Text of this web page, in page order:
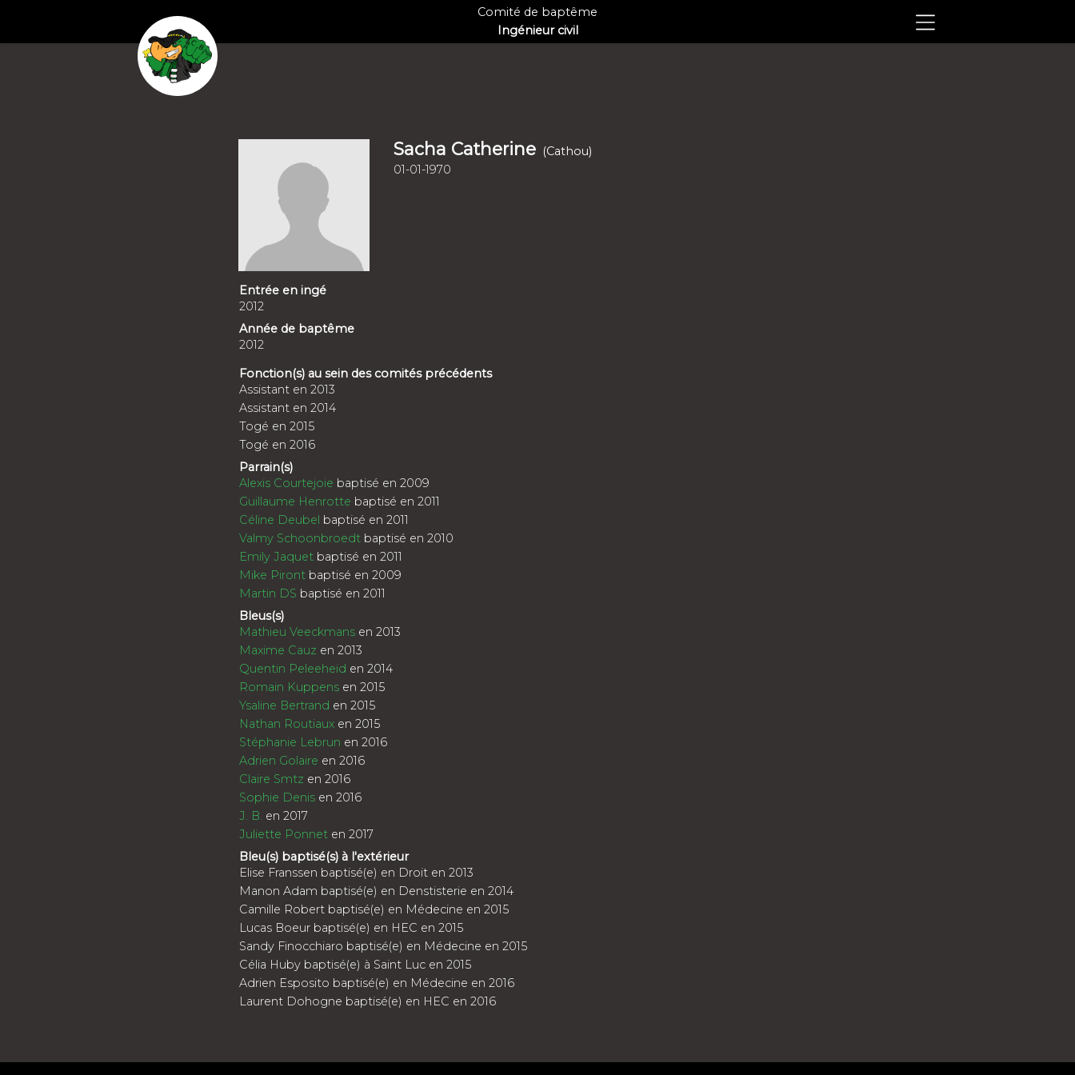
Comité de baptême
Ingénieur civil
Sacha Catherine (Cathou)
01-01-1970
Entrée en ingé
2012
Année de baptême
2012
Fonction(s) au sein des comités précédents
Assistant en 2013
Assistant en 2014
Togé en 2015
Togé en 2016
Parrain(s)
Alexis Courtejoie baptisé en 2009
Guillaume Henrotte baptisé en 2011
Céline Deubel baptisé en 2011
Valmy Schoonbroedtbaptisé en 2010
Emily Jaquetbaptisé en 2011
Mike Pirontbaptisé en 2009
Martin DS baptisé en 2011
Bleus(s)
Mathieu Veeckmansen 2013
Maxime Cauz en 2013
Quentin Peleeheid en 2014
Romain Kuppensen 2015
Ysaline Bertrand en 2015
Nathan Routiauxen 2015
Stéphanie Lebrun en 2016
Adrien Golaire en 2016
Claire Smtz en 2016
Sophie Denisen 2016
J. B. en 2017
Juliette Ponneten 2017
Bleu(s) baptisé(s) à l'extérieur
Elise Franssen baptisé(e) en Droit en 2013
Manon Adam baptisé(e) en Denstisterie en 2014
Camille Robert baptisé(e) en Médecine en 2015
Lucas Boeur baptisé(e) en HEC en 2015
Sandy Finocchiaro baptisé(e) en Médecine en 2015
Célia Huby baptisé(e) à Saint Luc en 2015
Adrien Esposito baptisé(e) en Médecine en 2016
Laurent Dohogne baptisé(e) en HEC en 2016